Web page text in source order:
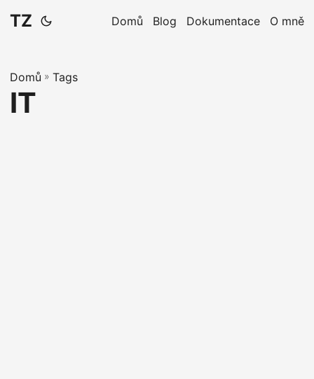
TZ Domů Blog Dokumentace O mně
Domů » Tags
IT